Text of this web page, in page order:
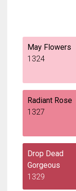
May Flowers
1324
Radiant Rose
1327
Drop Dead
Gorgeous
1329